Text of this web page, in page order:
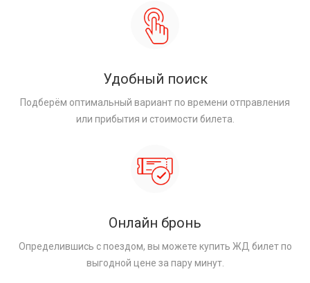
Удобный поиск
Подберём оптимальный вариант по времени отправления
или прибытия и стоимости билета.
Онлайн бронь
Определившись с поездом, вы можете купить ЖД билет по
выгодной цене за пару минут.